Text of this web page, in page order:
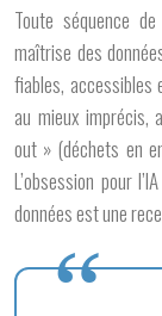
Toute séquence
maîtrise des
fiables, accessibles
au mieux imprécis,
out » (déchets en
L’obsession pour
données est une